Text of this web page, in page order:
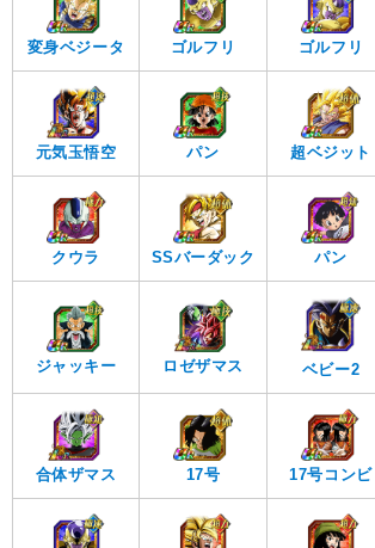
変身ベジータ ゴルフリ ゴルフリ
元気玉悟空 パン 超ベジット
クウラ SSバーダック パン
ジャッキー ロゼザマス ベビー2
合体ザマス 17号 17号コンビ